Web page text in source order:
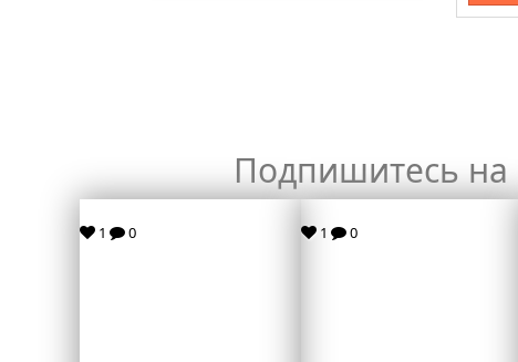
Подпишитесь
1 0 1 0